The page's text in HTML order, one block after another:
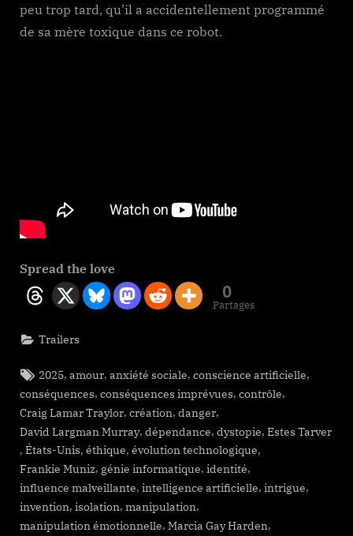
peu trop tard, qu’il a accidentellement programmé
de sa mère toxique dans ce robot.
Spread the love
0
Partages
Trailers
Tags:
2025,amour,anxiété sociale,conscience artificielle,
conséquences, conséquences imprévues, contrôle,
Craig Lamar Traylor, création, danger,
David Largman Murray, dépendance, dystopie, Estes Tarver
, États-Unis, éthique, évolution technologique,
Frankie Muniz, génie informatique, identité,
influence malveillante, intelligence artificielle, intrigue,
invention, isolation, manipulation,
manipulation émotionnelle, Marcia Gay Harden,